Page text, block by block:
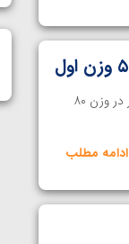
خانه کشتی- در پایان مسابقات پنج وزن نخست کشتی آزاد نوجوانان جهان در اردن، رضا افشار در وزن ۸۰
ادامه مطلب